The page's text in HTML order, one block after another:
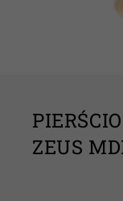
ZEUS